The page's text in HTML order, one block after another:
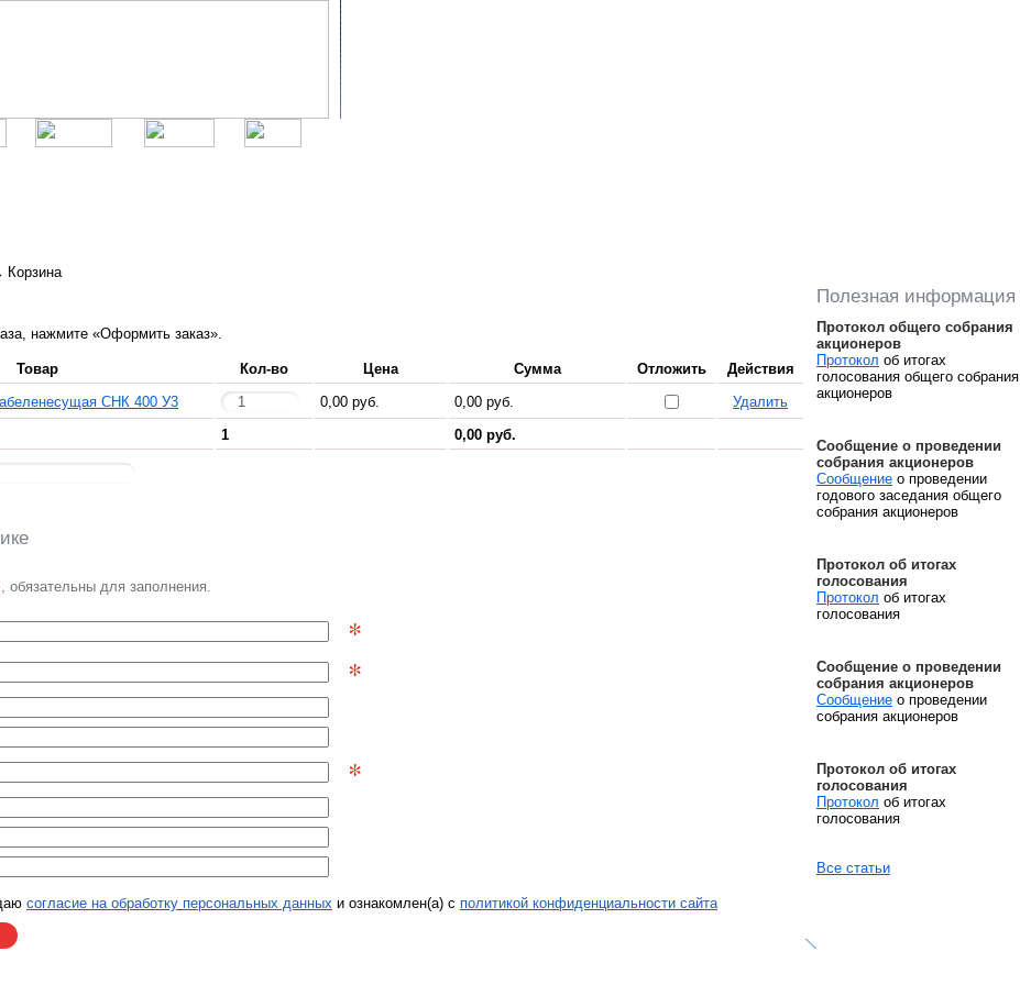
Корзина
нажмите «Оформить заказ».
Товар Кол-во Цена Сумма Отложить
Действия
СНК 400 У3
0,00 руб. 0,00 руб.
Удалить
1 0,00 руб.
, обязательны для заполнения.
*
*
*
согласие на обработку персональных данных и ознакомлен(а) с политикой конфиденциальности сайта
Полезная информация
Протокол общего собрания
акционеров
Протокол об итогах
голосования общего собрания
акционеров
Сообщение о проведении
собрания акционеров
Сообщение о проведении
годового заседания общего
собрания акционеров
Протокол об итогах
голосования
Протокол об итогах
голосования
Сообщение о проведении
собрания акционеров
Сообщение о проведении
собрания акционеров
Протокол об итогах
голосования
Протокол об итогах
голосования
Все статьи